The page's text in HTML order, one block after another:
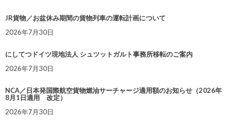
JR貨物／お盆休み期間の貨物列車の運転計画について
2026年7月30日
にしてつドイツ現地法人 シュツットガルト事務所移転のご案内
2026年7月30日
NCA／日本発国際航空貨物燃油サーチャージ適用額のお知らせ（2026年
8月1日適用 改定）
2026年7月30日